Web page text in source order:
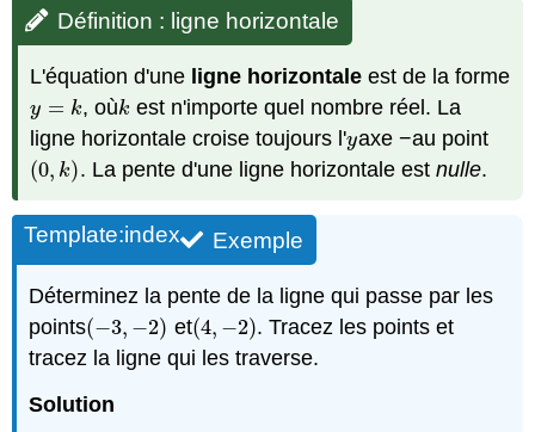
Définition : ligne horizontale
L'équation d'une ligne horizontale est de la forme
y = k
y =k , oùk
k est n'importe quel nombre réel. La
ligne horizontale croise toujours l'y
yaxe −au point
(0, k)
(0, k) . La pente d'une ligne horizontale est nulle.
Exemple
Template:index
Déterminez la pente de la ligne qui passe par les
points(−3, −2)
(−3,−2) et(4, −2)
(4, −2) . Tracez les points et
tracez la ligne qui les traverse.
Solution